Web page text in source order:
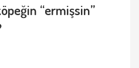
“ermişsin”